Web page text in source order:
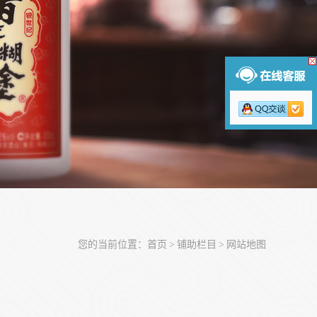
您的当前位置： 首页 > 铺助栏目 > 网站地图